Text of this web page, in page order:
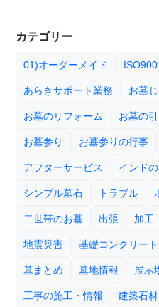
カテゴリー
01)オーダーメイド
あらきサポート業務 お墓
お墓のリフォーム お墓の
お墓参り お墓参りの行事
アフターサービス インド
シンプル墓石 トラブル
二世帯のお墓 出張 加
地震災害 基礎コンクリート
墓まとめ 墓地情報 展示
工事の施工・情報 建築石材